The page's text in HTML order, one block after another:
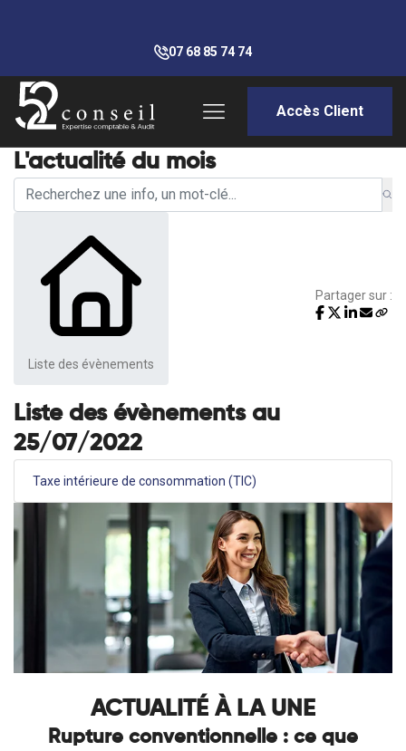
07 68 85 74 74
Accès Client
L'actualité du mois
Liste des évènements
Partager sur :
Liste des évènements au
25/07/2022
Taxe intérieure de consommation (TIC)
ACTUALITÉ À LA UNE
Rupture conventionnelle : ce que